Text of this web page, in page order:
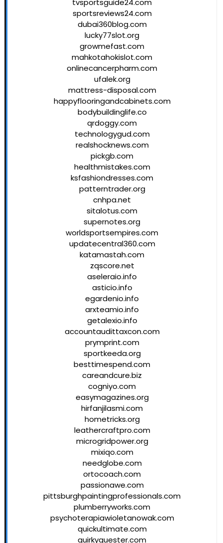
tvsportsguide24.com
sportsreviews24.com
dubai360blog.com
lucky77slot.org
growmefast.com
mahkotahokislot.com
onlinecancerpharm.com
ufalek.org
mattress-disposal.com
happyflooringandcabinets.com
bodybuildinglife.co
qrdoggy.com
technologygud.com
realshocknews.com
pickgb.com
healthmistakes.com
ksfashiondresses.com
patterntrader.org
cnhpa.net
sitalotus.com
supernotes.org
worldsportsempires.com
updatecentral360.com
katamastah.com
zqscore.net
aseleraio.info
asticio.info
egardenio.info
arxteamio.info
getalexio.info
accountaudittaxcon.com
prymprint.com
sportkeeda.org
besttimespend.com
careandcure.biz
cogniyo.com
easymagazines.org
hirfanjilasmi.com
hometricks.org
leathercraftpro.com
microgridpower.org
mixiqo.com
needglobe.com
ortocoach.com
passionawe.com
pittsburghpaintingprofessionals.com
plumberryworks.com
psychoterapiawioletanowak.com
quickultimate.com
quirkyquester.com